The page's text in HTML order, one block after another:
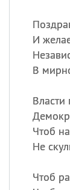
И
В
Чтоб
Не
Чтоб